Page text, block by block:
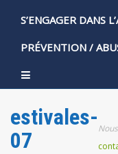
S’ENGAGER DANS
PRÉVENTION /
estivales-
07